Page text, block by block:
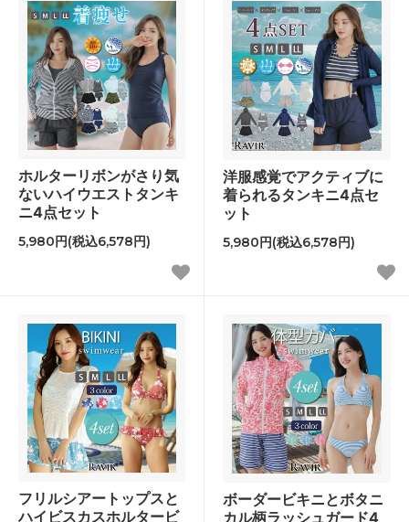
ホルターリボンがさり気
ないハイウエストタンキ
ニ4点セット
5,980円(税込6,578円)
洋服感覚でアクティブに
着られるタンキニ4点セ
ット
5,980円(税込6,578円)
フリルシアートップスと
ハイビスカスホルタービ
ボーダービキニとボタニ
カル柄ラッシュガード4